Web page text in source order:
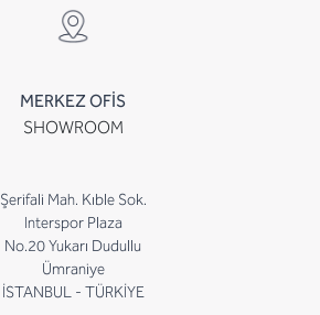
MERKEZ OFİS
SHOWROOM
Şerifali Mah. Kıble Sok.
Interspor Plaza
No.20 Yukarı Dudullu
Ümraniye
İSTANBUL - TÜRKİYE